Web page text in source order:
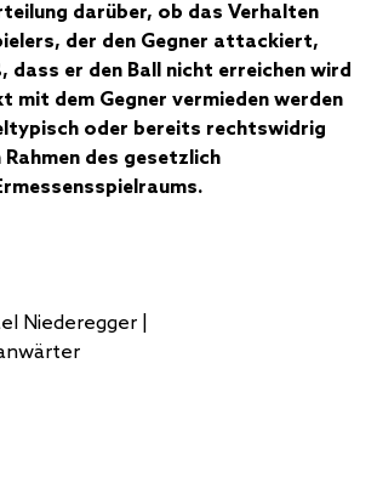
darüber, ob das Verhalten
der den Gegner attackiert,
dass er den Ball nicht erreichen wird
mit dem Gegner vermieden werden
oder bereits rechtswidrig
des gesetzlich
Niederegger |